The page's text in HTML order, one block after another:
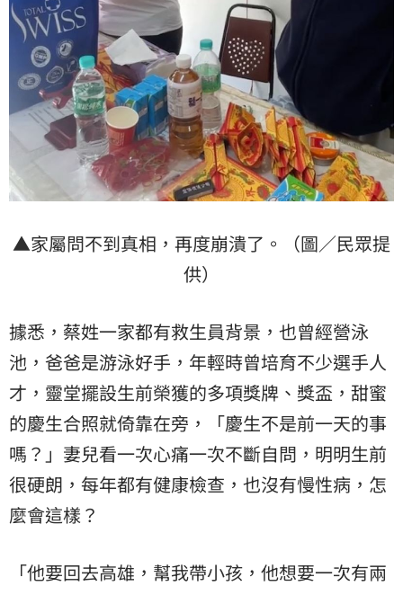
▲家屬問不到真相，再度崩潰了。（圖／民眾提
供）
據悉，蔡姓一家都有救生員背景，也曾經營泳
池，爸爸是游泳好手，年輕時曾培育不少選手人
才，靈堂擺設生前榮獲的多項獎牌、獎盃，甜蜜
的慶生合照就倚靠在旁，「慶生不是前一天的事
嗎？」妻兒看一次心痛一次不斷自問，明明生前
很硬朗，每年都有健康檢查，也沒有慢性病，怎
麼會這樣？
「他要回去高雄，幫我帶小孩，他想要一次有兩